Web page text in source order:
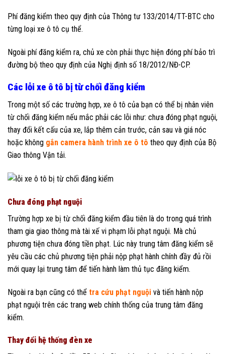
Phí đăng kiểm theo quy định của Thông tư 133/2014/TT-BTC cho
từng loại xe ô tô cụ thể.
Ngoài phí đăng kiểm ra, chủ xe còn phải thực hiện đóng phí bảo trì
đường bộ theo quy định của Nghị định số 18/2012/NĐ-CP.
Các lỗi xe ô tô bị từ chối đăng kiểm
Trong một số các trường hợp, xe ô tô của bạn có thể bị nhân viên
từ chối đăng kiểm nếu mắc phải các lỗi như: chưa đóng phạt nguội,
thay đổi kết cấu của xe, lắp thêm cản trước, cản sau và giá nóc
hoặc không gắn camera hành trình xe ô tô theo quy định của Bộ
Giao thông Vận tải.
Chưa đóng phạt nguội
Trường hợp xe bị từ chối đăng kiểm đầu tiên là do trong quá trình
tham gia giao thông mà tài xế vi phạm lỗi phạt nguội. Mà chủ
phương tiện chưa đóng tiền phạt. Lúc này trung tâm đăng kiểm sẽ
yêu cầu các chủ phương tiện phải nộp phạt hành chính đầy đủ rồi
mới quay lại trung tâm để tiến hành làm thủ tục đăng kiểm.
Ngoài ra bạn cũng có thể tra cứu phạt nguội và tiến hành nộp
phạt nguội trên các trang web chính thống của trung tâm đăng
kiểm.
Thay đổi hệ thống đèn xe